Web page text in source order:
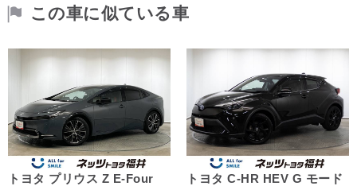
この車に似ている車
トヨタ プリウス Z E-Four
トヨタ C-HR HEV G モード